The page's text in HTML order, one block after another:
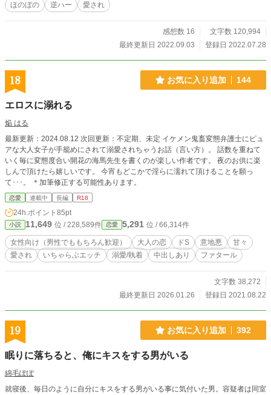
ほのぼの
逆ハー 愛され
感想数 16
文字数 120,994
最終更新日 2022.09.03
登録日 2022.07.28
18 お気に入り追加 144
エロスに溺れる
焔 はる
最新更新：2024.08.12 次回更新：不定期、未定 イケメン鬼畜変態弁護士にピュ
アな大人女子が手籠めにされて溺愛されちゃうお話（言い方）。 話数を重ねて
いく毎に変態度合い開花の海馬先生を書くのが楽しい作者です。 夜のお供に楽
しんで頂けたら嬉しいです。 今宵もどこかで淫らに濡れて頂けることを願っ
て･･･。 ＊加筆修正する可能性あります。
恋愛 連載中 長編 R18
24h.ポイント 85pt
小説 11,649 位 / 228,589件 恋愛 5,291 位 / 66,314件
女性向け（男性でももちろん歓迎） 大人の恋 ドS 意地悪
甘々
愛され
いちゃらぶエッチ 溺愛/執着 中出しあり ファタール
文字数 38,272
最終更新日 2026.01.26
登録日 2021.08.22
19 お気に入り追加 392
眠りに落ちると、俺にキスをする男がいる
綿毛ぽぽ
就寝後、毎日のように自分にキスをする男がいる事に気付いた男。容疑者は同室